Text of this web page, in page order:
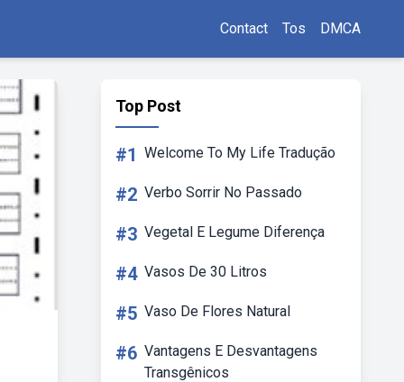
Contact Tos DMCA
Top Post
#1 Welcome To My Life Tradução
#2 Verbo Sorrir No Passado
#3 Vegetal E Legume Diferença
#4 Vasos De 30 Litros
#5 Vaso De Flores Natural
#6 Vantagens E Desvantagens
Transgênicos